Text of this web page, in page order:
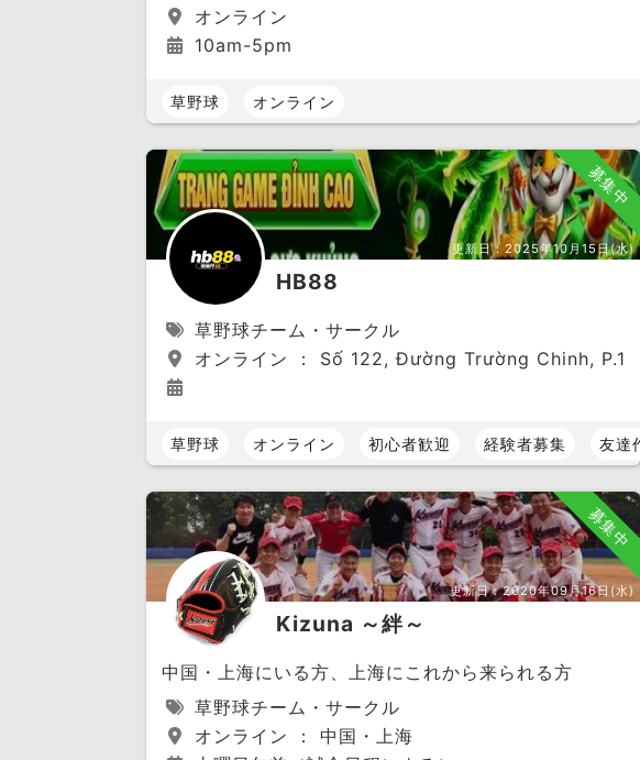
オンライン
10am-5pm
草野球 オンライン
募集中
更新日：2025年10月15日(水)
HB88
草野球チーム・サークル
オンライン ： Số 122, Đường Trường Chinh,
草野球 オンライン 初心者歓迎 経験者募集 友達
募集中
更新日：2020年09月16日(水)
Kizuna ～絆～
中国・上海にいる方、上海にこれから来られる方
草野球チーム・サークル
オンライン ： 中国・上海